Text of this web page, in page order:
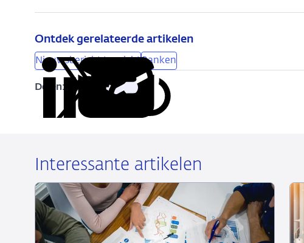
Ontdek gerelateerde artikelen
Nieuwsbericht toezicht Banken
Delen:
Deel
via
DeelDeelKopieer
Interessante artikelen